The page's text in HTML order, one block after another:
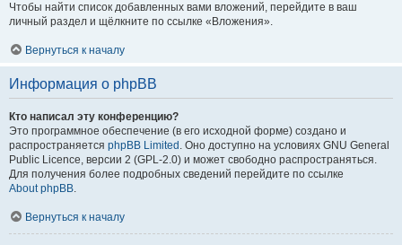
Чтобы найти список добавленных вами вложений, перейдите в ваш
личный раздел и щёлкните по ссылке «Вложения».
Вернуться к началу
Информация о phpBB
Кто написал эту конференцию?
Это программное обеспечение (в его исходной форме) создано и
распространяется phpBB Limited . Оно доступно на условиях GNU General
Public Licence, версии 2 (GPL-2.0) и может свободно распространяться.
Для получения более подробных сведений перейдите по ссылке
About phpBB.
Вернуться к началу